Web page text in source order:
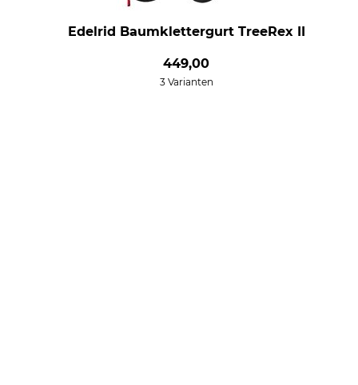
Edelrid Baumklettergurt TreeRex II
449,00
3 Varianten